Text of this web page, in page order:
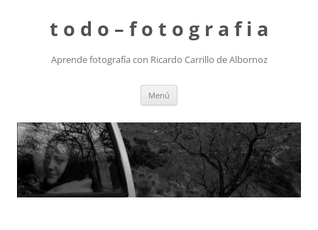
t o d o – f o t o g r a f i a
Aprende fotografía con Ricardo Carrillo de Albornoz
Menú